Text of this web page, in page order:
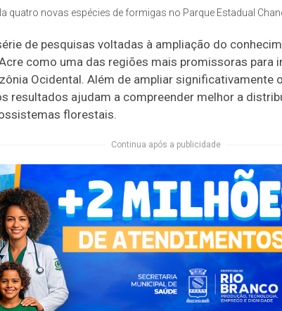
quatro novas espécies de formigas no Parque Estadual
de pesquisas voltadas à ampliação do
como uma das regiões mais promissoras para
Ocidental. Além de ampliar significativamente
resultados ajudam a compreender melhor a
florestais.
Continua após a publicidade